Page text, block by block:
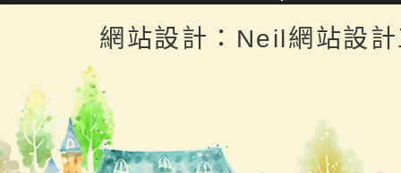
返回頂端
網站設計：Neil網站設